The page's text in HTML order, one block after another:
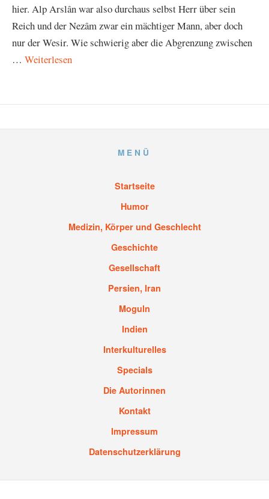
hier. Alp Arslân war also durchaus selbst Herr über sein
Reich und der Nezâm zwar ein mächtiger Mann, aber doch
nur der Wesir. Wie schwierig aber die Abgrenzung zwischen
… Weiterlesen
MENÜ
Startseite
Humor
Medizin, Körper und Geschlecht
Geschichte
Gesellschaft
Persien, Iran
Moguln
Indien
Interkulturelles
Specials
Die Autorinnen
Kontakt
Impressum
Datenschutzerklärung